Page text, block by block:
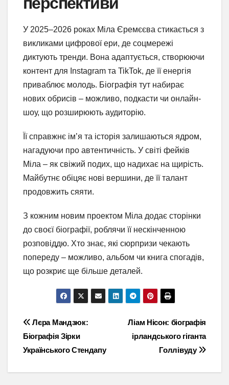
У 2025–2026 роках Міла Єремєєва стикається з
викликами цифрової ери, де соцмережі
диктують тренди. Вона адаптується, створюючи
контент для Instagram та TikTok, де її енергія
приваблює молодь. Біографія тут набирає
нових обрисів – можливо, подкасти чи онлайн-
шоу, що розширюють аудиторію.
Її справжнє ім’я та історія залишаються ядром,
нагадуючи про автентичність. У світі фейків
Міла – як свіжий подих, що надихає на щирість.
Майбутнє обіцяє нові вершини, де її талант
продовжить сяяти.
З кожним новим проектом Міла додає сторінки
до своєї біографії, роблячи її нескінченною
розповіддю. Хто знає, які сюрпризи чекають
попереду – можливо, альбом чи книга спогадів,
що розкриє ще більше деталей.
Навігація
записів
Ліам Нісон: біографія
ірландського гіганта
Голлівуду
Лєра Мандзюк:
Біографія Зірки
Українського Стендапу